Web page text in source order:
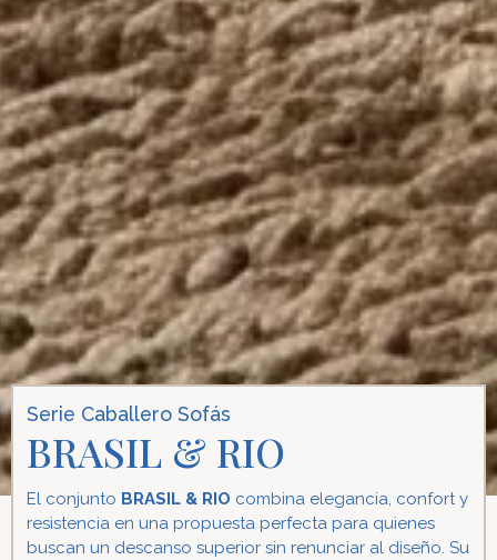
Serie Caballero Sofás
BRASIL & RIO
El conjunto BRASIL & RIO combina elegancia, confort y
resistencia en una propuesta perfecta para quienes
buscan un descanso superior sin renunciar al diseño. Su